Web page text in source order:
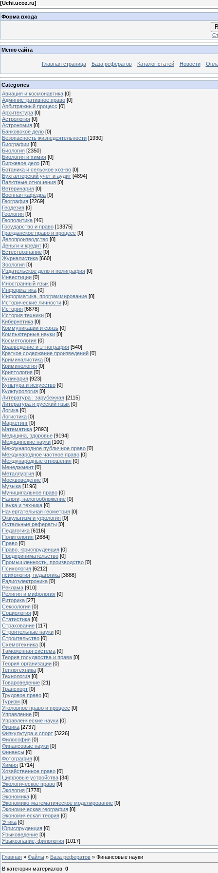
[Uchi.ucoz.ru]
Форма входа
Меню сайта
Главная страница База рефератов Каталог статей Новости
Categories
Авиация и космонавтика [0]
Административное право [0]
Арбитражный процесс [0]
Архитектура [0]
Астрология [0]
Астрономия [0]
Банковское дело [0]
Безопасность жизнедеятельности [1930]
Биографии [0]
Биология [2350]
Биология и химия [0]
Биржевое дело [78]
Ботаника и сельское хоз-во [0]
Бухгалтерский учет и аудит [4894]
Валютные отношения [0]
Ветеринария [0]
Военная кафедра [0]
География [2269]
Геодезия [0]
Геология [0]
Геополитика [46]
Государство и право [13375]
Гражданское право и процесс [0]
Делопроизводство [0]
Деньги и кредит [0]
Естествознание [0]
Журналистика [660]
Зоология [0]
Издательское дело и полиграфия [0]
Инвестиции [0]
Иностранный язык [0]
Информатика [0]
Информатика, программирование [0]
Исторические личности [0]
История [6878]
История техники [0]
Кибернетика [0]
Коммуникации и связь [0]
Компьютерные науки [0]
Косметология [0]
Краеведение и этнография [540]
Краткое содержание произведений [0]
Криминалистика [0]
Криминология [0]
Криптология [0]
Кулинария [923]
Культура и искусство [0]
Культурология [0]
Литература : зарубежная [2115]
Литература и русский язык [0]
Логика [0]
Логистика [0]
Маркетинг [0]
Математика [2893]
Медицина, здоровье [9194]
Медицинские науки [100]
Международное публичное право [0]
Международное частное право [0]
Международные отношения [0]
Менеджмент [0]
Металлургия [0]
Москвоведение [0]
Музыка [1196]
Муниципальное право [0]
Налоги, налогообложение [0]
Наука и техника [0]
Начертательная геометрия [0]
Оккультизм и уфология [0]
Остальные рефераты [0]
Педагогика [6116]
Политология [2684]
Право [0]
Право, юриспруденция [0]
Предпринимательство [0]
Промышленность, производство [0]
Психология [6212]
психология, педагогика [3888]
Радиоэлектроника [0]
Реклама [910]
Религия и мифология [0]
Риторика [27]
Сексология [0]
Социология [0]
Статистика [0]
Страхование [117]
Строительные науки [0]
Строительство [0]
Схемотехника [0]
Таможенная система [0]
Теория государства и права [0]
Теория организации [0]
Теплотехника [0]
Технология [0]
Товароведение [21]
Транспорт [0]
Трудовое право [0]
Туризм [0]
Уголовное право и процесс [0]
Управление [0]
Управленческие науки [0]
Физика [2737]
Физкультура и спорт [3226]
Философия [0]
Финансовые науки [0]
Финансы [0]
Фотография [0]
Химия [1714]
Хозяйственное право [0]
Цифровые устройства [34]
Экологическое право [0]
Экология [1778]
Экономика [0]
Экономико-математическое моделирование [0]
Экономическая география [0]
Экономическая теория [0]
Этика [0]
Юриспруденция [0]
Языковедение [0]
Языкознание, филология [1017]
Главная » Файлы » База рефератов » Финансовые науки
В категории материалов: 0